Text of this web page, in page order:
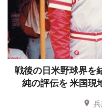
戦後の日米野球界を
純の評伝を米国現